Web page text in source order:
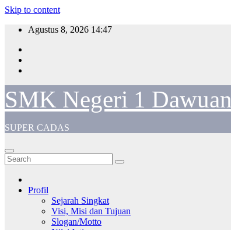
Skip to content
Agustus 8, 2026 14:47
SMK Negeri 1 Dawuan
SUPER CADAS
Profil
Sejarah Singkat
Visi, Misi dan Tujuan
Slogan/Motto